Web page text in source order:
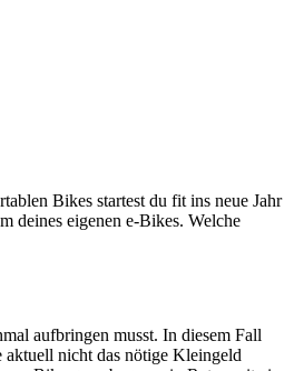
Bikes startest du fit ins neue Jahr
deines eigenen e-Bikes. Welche
aufbringen musst. In diesem Fall
aktuell nicht das nötige Kleingeld